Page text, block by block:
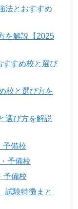
法とおすすめ
を解説【2025
すすめ校と選び
校と選び方を
選び方を解説
予備校
予備校
予備校
試験特徴まと